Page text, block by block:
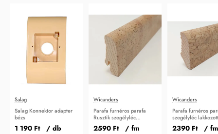
Salag
Salag Konnektor adapter
bézs
1 190 Ft / db
Wicanders
Parafa furnéros parafa
Rusztik szegélyléc
lakkozott 45 mm
2590 Ft / fm
Wicanders
Parafa furnéros
szegélyléc
mm
2390 Ft / fm